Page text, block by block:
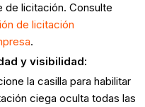
de licitación. Consulte
de licitación
.
y visibilidad:
la casilla para habilitar
ciega oculta todas las